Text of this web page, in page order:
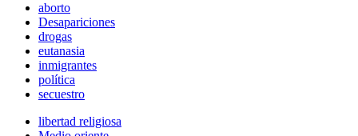
aborto
Desapariciones
drogas
eutanasia
inmigrantes
política
secuestro
libertad religiosa